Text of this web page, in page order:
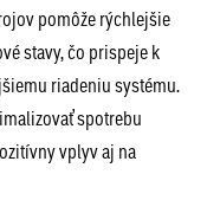
pomôže rýchlejšie
stavy, čo prispeje k
riadeniu systému.
spotrebu
vplyv aj na